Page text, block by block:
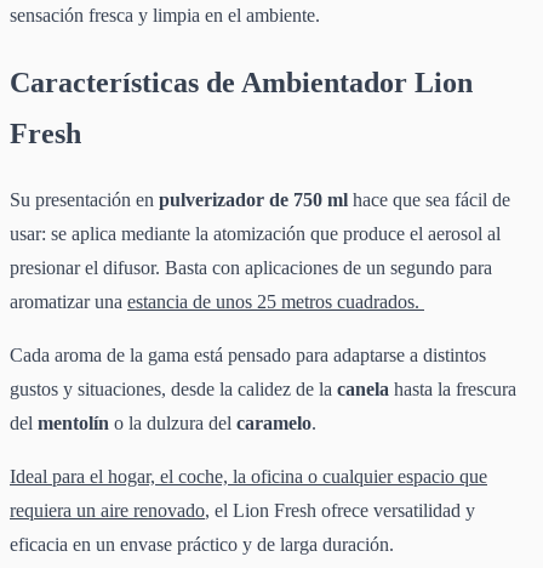
sensación fresca y limpia en el ambiente.
Características de Ambientador Lion
Fresh
Su presentación en pulverizador de 750 ml hace que sea fácil de
usar: se aplica mediante la atomización que produce el aerosol al
presionar el difusor. Basta con aplicaciones de un segundo para
aromatizar una estancia de unos 25 metros cuadrados.
Cada aroma de la gama está pensado para adaptarse a distintos
gustos y situaciones, desde la calidez de la canela hasta la frescura
del mentolín o la dulzura del caramelo.
Ideal para el hogar, el coche, la oficina o cualquier espacio que
requiera un aire renovado, el Lion Fresh ofrece versatilidad y
eficacia en un envase práctico y de larga duración.